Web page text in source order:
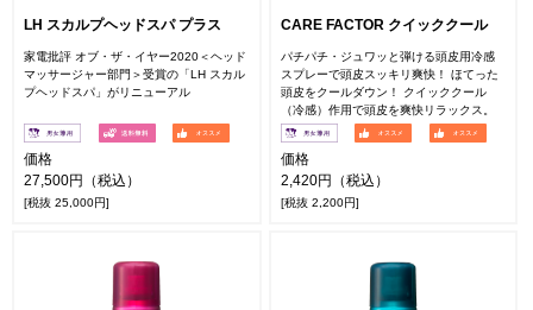
LH スカルプヘッドスパ プラス
家電批評 オブ・ザ・イヤー2020＜ヘッド
マッサージャー部門＞受賞の「LH スカル
プヘッドスパ」がリニューアル
価格
27,500円（税込）
[税抜 25,000円]
CARE FACTOR クイッククール
パチパチ・ジュワッと弾ける頭皮用冷感
スプレーで頭皮スッキリ爽快！ ほてった
頭皮をクールダウン！ クイッククール
（冷感）作用で頭皮を爽快リラックス。
価格
2,420円（税込）
[税抜 2,200円]